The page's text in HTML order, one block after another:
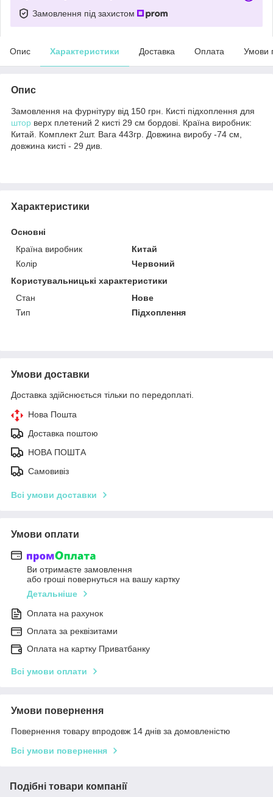
Замовлення під захистом
Опис Характеристики Доставка Оплата Умови
Опис
Замовлення на фурнітуру від 150 грн. Кисті підхоплення для
штор верх плетений 2 кисті 29 см бордові. Країна виробник:
Китай. Комплект 2шт. Вага 443гр. Довжина виробу -74 см,
довжина кисті - 29 див.
Характеристики
Основні
Країна виробник
Китай
Колір
Червоний
Користувальницькі характеристики
Стан
Нове
Тип
Підхоплення
Умови доставки
Доставка здійснюється тільки по передоплаті.
Нова Пошта
Доставка поштою
НОВА ПОШТА
Самовивіз
Всі умови доставки
Умови оплати
Ви отримаєте замовлення
або гроші повернуться на вашу картку
Детальніше
Оплата на рахунок
Оплата за реквізитами
Оплата на картку Приватбанку
Всі умови оплати
Умови повернення
Повернення товару впродовж 14 днів за домовленістю
Всі умови повернення
Подібні товари компанії